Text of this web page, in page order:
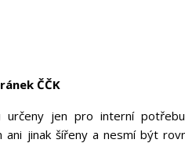
ČČK
jen pro interní
jinak šířeny a nesmí být